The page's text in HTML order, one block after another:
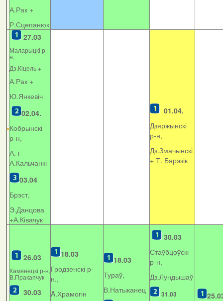
А.Рак +
Р.Сцепанюк
27.03
Маларыцкі р-
н,
Дз.Кіцель +
А.Рак +
Ю.Янкевіч
02.04.
Кобрынскі
р-н,
А. і
А.Кальчанкі
03.04
Брэст,
Э.Данцова
+А.Ківачук
01.04.
Дзяржынскі
р-н,
Дз.Змачынскі
+ Т. Бярэзік
26.03
Камянецкі р-н,
В.Пракапчук
30.03
18.03
Гродзенскі р-
н.,
A.Храмогін
18.03
Тураў,
В.Натыканец
30.03
Стаўбцоўскі
р-н,
Дз.Лундышаў
31.03